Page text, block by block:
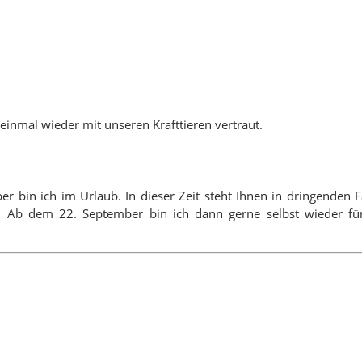
wieder mit unseren Krafttieren vertraut.
bin ich im Urlaub. In dieser Zeit steht Ihnen in dringenden
dem 22. September bin ich dann gerne selbst wieder